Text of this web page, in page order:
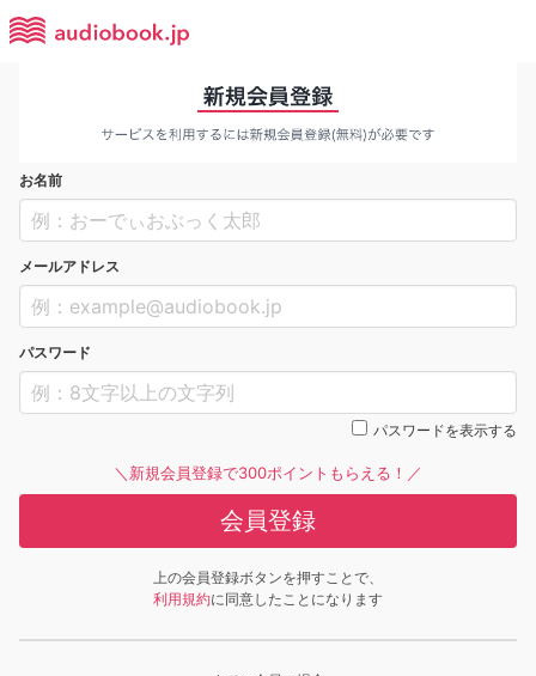
お名前
メールアドレス
パスワード
パスワードを表示する
＼新規会員登録で300ポイントもらえる！／
会員登録
上の会員登録ボタンを押すことで、
利用規約に同意したことになります